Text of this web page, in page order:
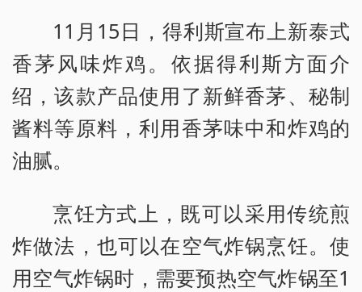
11月15日，得利斯宣布上新泰式
香茅风味炸鸡。依据得利斯方面介
绍，该款产品使用了新鲜香茅、秘制
酱料等原料，利用香茅味中和炸鸡的
油腻。
烹饪方式上，既可以采用传统煎
炸做法，也可以在空气炸锅烹饪。使
用空气炸锅时，需要预热空气炸锅至1